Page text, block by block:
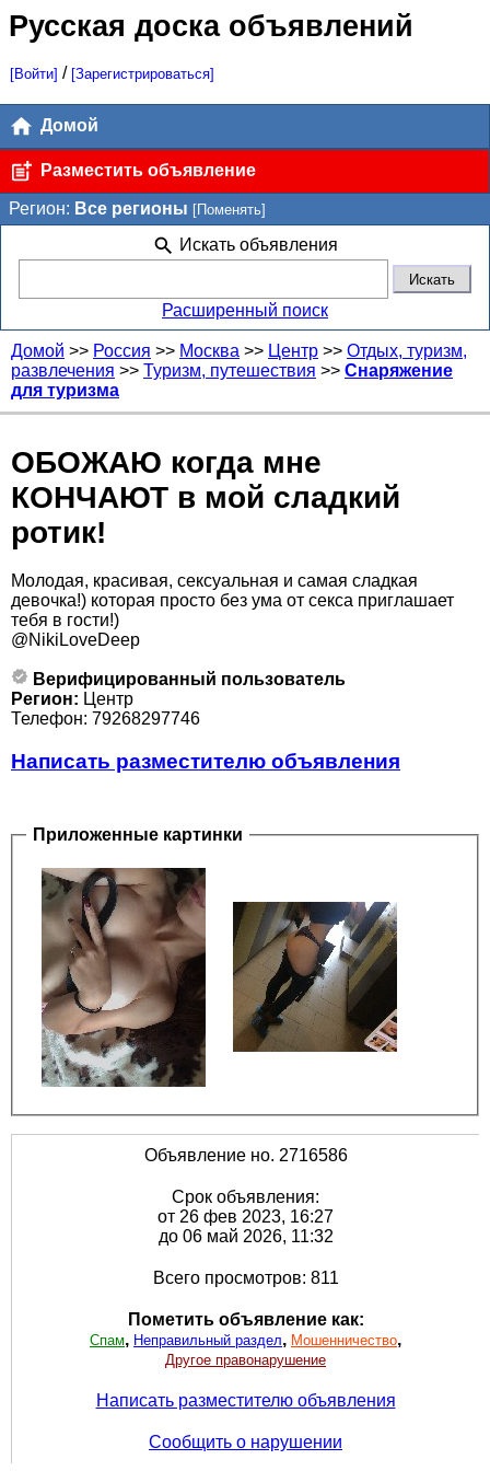
Русская доска объявлений
[Войти] / [Зарегистрироваться]
Домой
Разместить объявление
Регион: Все регионы [Поменять]
Искать объявления
Расширенный поиск
Домой >> Россия >> Москва >> Центр >> Отдых, туризм,
развлечения >> Туризм, путешествия >> Снаряжение
для туризма
ОБОЖАЮ когда мне
КОНЧАЮТ в мой сладкий
ротик!
Молодая, красивая, сексуальная и самая сладкая
девочка!) которая просто без ума от секса приглашает
тебя в гости!)
@NikiLoveDeep
Верифицированный пользователь
Регион: Центр
Телефон: 79268297746
Написать разместителю объявления
Приложенные картинки
Объявление но. 2716586
Срок объявления:
от 26 фев 2023, 16:27
до 06 май 2026, 11:32
Всего просмотров: 811
Пометить объявление как:
Спам, Неправильный раздел, Мошенничество,
Другое правонарушение
Написать разместителю объявления
Сообщить о нарушении